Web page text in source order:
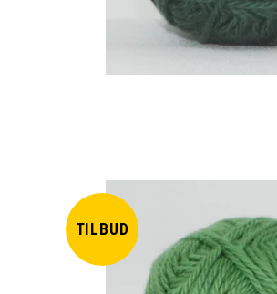
TILBUD